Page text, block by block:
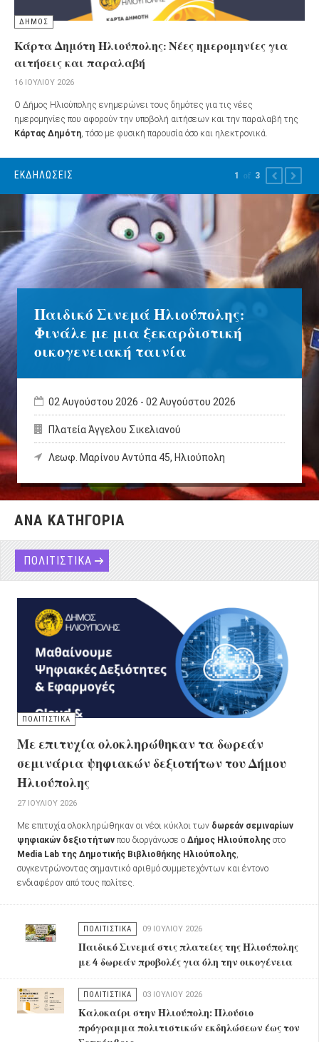
ΔΗΜΟΣ
Κάρτα Δημότη Ηλιούπολης: Νέες ημερομηνίες για
αιτήσεις και παραλαβή
16 ΙΟΥΛΊΟΥ 2026
Ο Δήμος Ηλιούπολης ενημερώνει τους δημότες για τις νέες
ημερομηνίες που αφορούν την υποβολή αιτήσεων και την παραλαβή της
Κάρτας Δημότη , τόσο με φυσική παρουσία όσο και ηλεκτρονικά.
ΕΚΔΗΛΏΣΕΙΣ
Παιδικό Σινεμά Ηλιούπολης:
Φινάλε με μια ξεκαρδιστική
οικογενειακή ταινία
02 Αυγούστου 2026 - 02 Αυγούστου 2026
Πλατεία Άγγελου Σικελιανού
Λεωφ. Μαρίνου Αντύπα 45, Ηλιούπολη
1 of 3 PREVIOUS
NEXT
ΑΝΑ ΚΑΤΗΓΟΡΙΑ
ΠΟΛΙΤΙΣΤΙΚΑ
ΠΟΛΙΤΙΣΤΙΚΑ
Με επιτυχία ολοκληρώθηκαν τα δωρεάν
σεμινάρια ψηφιακών δεξιοτήτων του Δήμου
Ηλιούπολης
27 ΙΟΥΛΊΟΥ 2026
Με επιτυχία ολοκληρώθηκαν οι νέοι κύκλοι των δωρεάν σεμιναρίων
ψηφιακών δεξιοτήτων που διοργάνωσε ο Δήμος Ηλιούπολης στο
Media Lab της Δημοτικής Βιβλιοθήκης Ηλιούπολης
συγκεντρώνοντας σημαντικό αριθμό συμμετεχόντων και έντονο
ενδιαφέρον από τους πολίτες.
ΠΟΛΙΤΙΣΤΙΚΑ 09 ΙΟΥΛΊΟΥ 2026
Παιδικό Σινεμά στις πλατείες της Ηλιούπολης
με 4 δωρεάν προβολές για όλη την οικογένεια
ΠΟΛΙΤΙΣΤΙΚΑ 03 ΙΟΥΛΊΟΥ 2026
Καλοκαίρι στην Ηλιούπολη: Πλούσιο
πρόγραμμα πολιτιστικών εκδηλώσεων έως τον